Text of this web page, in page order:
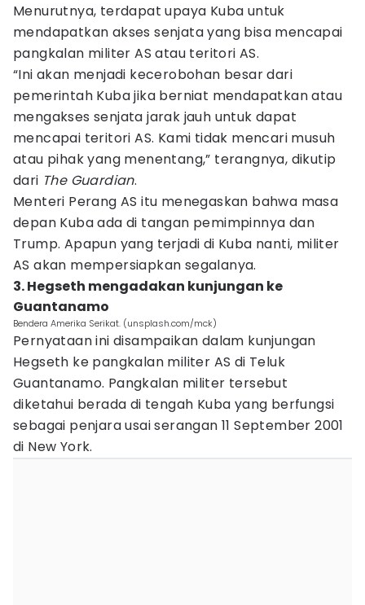
Menurutnya, terdapat upaya Kuba untuk
mendapatkan akses senjata yang bisa mencapai
pangkalan militer AS atau teritori AS.
“Ini akan menjadi kecerobohan besar dari
pemerintah Kuba jika berniat mendapatkan atau
mengakses senjata jarak jauh untuk dapat
mencapai teritori AS. Kami tidak mencari musuh
atau pihak yang menentang,” terangnya, dikutip
dari The Guardian.
Menteri Perang AS itu menegaskan bahwa masa
depan Kuba ada di tangan pemimpinnya dan
Trump. Apapun yang terjadi di Kuba nanti, militer
AS akan mempersiapkan segalanya.
3. Hegseth mengadakan kunjungan ke
Guantanamo
Bendera Amerika Serikat. (unsplash.com/mck)
Pernyataan ini disampaikan dalam kunjungan
Hegseth ke pangkalan militer AS di Teluk
Guantanamo. Pangkalan militer tersebut
diketahui berada di tengah Kuba yang berfungsi
sebagai penjara usai serangan 11 September 2001
di New York.